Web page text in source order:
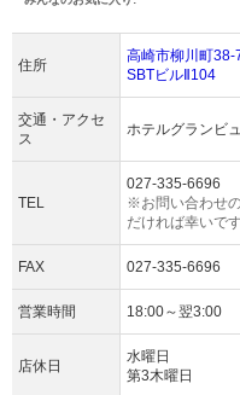
住所
高崎市柳川町38-
SBTビルⅡ104
交通・アクセ
ス
ホテルグランビ
TEL
027-335-6696
※お問い合わせ
だければ幸いです
FAX 027-335-6696
営業時間 18:00～翌3:00
店休日
水曜日
第3木曜日